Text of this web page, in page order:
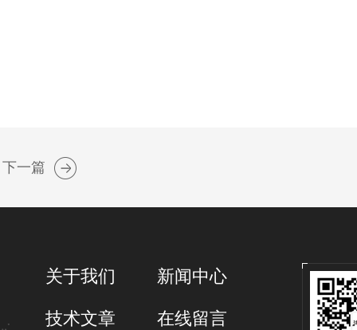
下一篇
关于我们 新闻中心
技术文章 在线留言